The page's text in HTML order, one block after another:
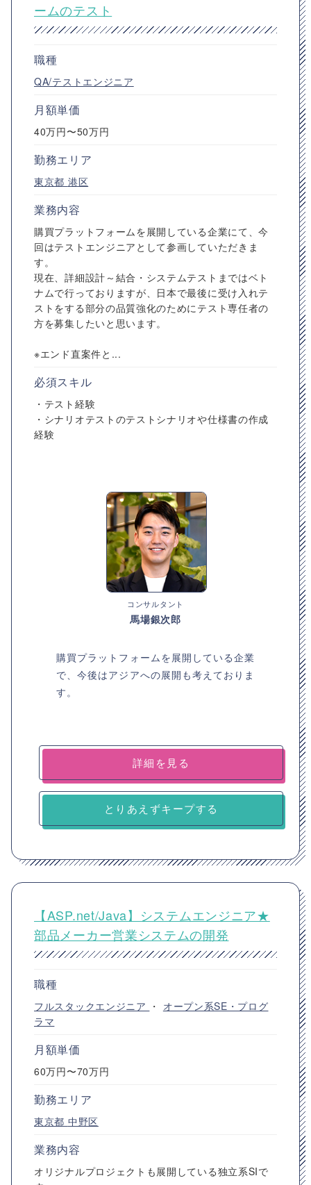
ームのテスト
職種
QA/テストエンジニア
月額単価
40万円〜50万円
勤務エリア
東京都 港区
業務内容
購買プラットフォームを展開している企業にて、今
回はテストエンジニアとして参画していただきま
す。
現在、詳細設計～結合・システムテストまではベト
ナムで行っておりますが、日本で最後に受け入れテ
ストをする部分の品質強化のためにテスト専任者の
方を募集したいと思います。
※エンド直案件と...
必須スキル
・テスト経験
・シナリオテストのテストシナリオや仕様書の作成
経験
コンサルタント
馬場銀次郎
購買プラットフォームを展開している企業
で、今後はアジアへの展開も考えておりま
す。
詳細を見る
とりあえずキープする
【ASP.net/Java】システムエンジニア★
部品メーカー営業システムの開発
職種
フルスタックエンジニア ・ オープン系SE・プログ
ラマ
月額単価
60万円〜70万円
勤務エリア
東京都 中野区
業務内容
オリジナルプロジェクトも展開している独立系SIで